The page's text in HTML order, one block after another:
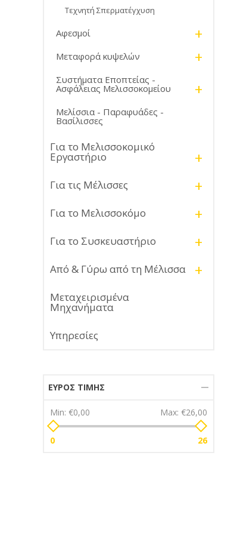
Τεχνητή Σπερματέγχυση
Αφεσμοί +
Μεταφορά κυψελών +
Συστήματα Εποπτείας -
Ασφάλειας Μελισσοκομείου +
Μελίσσια - Παραφυάδες -
Βασίλισσες
Για το Μελισσοκομικό
Εργαστήριο +
Για τις Μέλισσες +
Για το Μελισσοκόμο +
Για το Συσκευαστήριο +
Από & Γύρω από τη Μέλισσα +
Μεταχειρισμένα
Μηχανήματα
Υπηρεσίες
ΕΎΡΟΣ ΤΙΜΉΣ
Min: €0,00 Max: €26,00
0 26